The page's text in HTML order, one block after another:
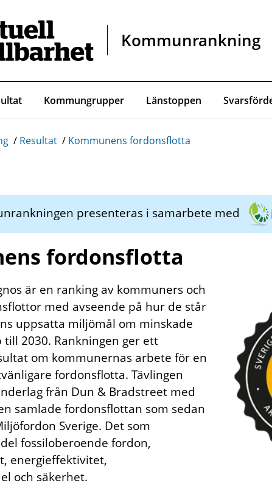
Kommunrankning
Kommungrupper Länstoppen
/ Resultat / Kommunens fordonsflotta
presenteras i samarbete med
fordonsflotta
är en ranking av kommuners och
med avseende på hur de står
uppsatta miljömål om minskade
2030. Rankningen ger ett
om kommunernas arbete för en
fordonsflotta. Tävlingen
från Dun & Bradstreet med
samlade fordonsflottan som sedan
Sverige. Det som
fossiloberoende fordon,
energieffektivitet,
och säkerhet.